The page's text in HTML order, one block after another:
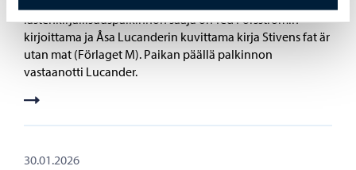
lastenkirjallisuuspalkinnon saaja on Ted Forsströmin
kirjoittama ja Åsa Lucanderin kuvittama kirja Stivens fat är
utan mat (Förlaget M). Paikan päällä palkinnon
vastaanotti Lucander.
30.01.2026